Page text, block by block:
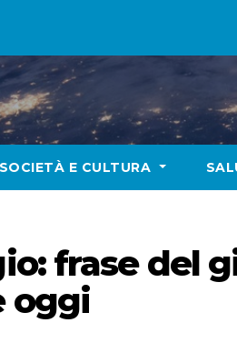
SOCIETÀ E CULTURA
frase del
oggi